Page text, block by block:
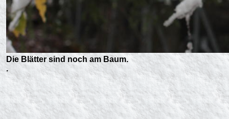
Die Blätter sind noch am Baum.
.